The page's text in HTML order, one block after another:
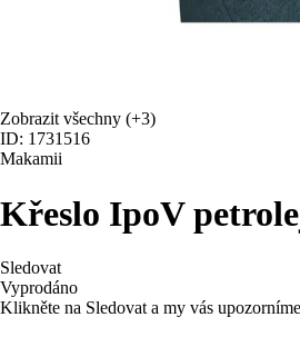
Zobrazit všechny (+3)
ID: 1731516
Makamii
Křeslo IpoV
Sledovat
Vyprodáno
Klikněte na Sledovat a my vás